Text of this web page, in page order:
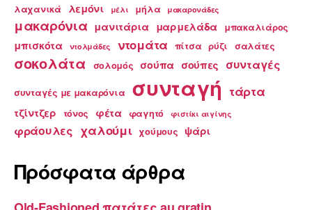
λαχανικά λεμόνι μέλι μήλα μακαρονάδες
μακαρόνια μανιτάρια μαρμελάδα μπακαλιάρος
μπισκότα ντολμάδες ντομάτα πίτσα ρύζι σαλάτες
σοκολάτα σολομός σούπα σούπες συνταγές
συνταγές με μακαρόνια συνταγή τάρτα
τζίντζερ τόνος φέτα φαγητό φιστίκι αιγίνης
φράουλες χαλούμι χούμους ψάρι
Πρόσφατα άρθρα